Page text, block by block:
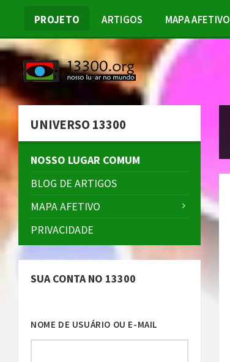
sidebar
sidebar
PROJETO ARTIGOS MAPA AFETIVO
UNIVERSO 13300
NOSSO LUGAR COMUM
BLOG DE ARTIGOS
MAPA AFETIVO
PRIVACIDADE
SUA CONTA NO 13300
NOME DE USUÁRIO OU E-MAIL